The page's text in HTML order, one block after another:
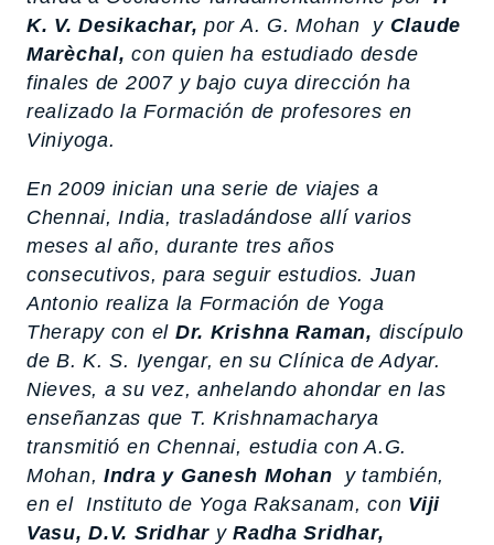
K. V. Desikachar, por A. G. Mohan y Claude
Marèchal, con quien ha estudiado desde
finales de 2007 y bajo cuya dirección ha
realizado la Formación de profesores en
Viniyoga.
En 2009 inician una serie de viajes a
Chennai, India, trasladándose allí varios
meses al año, durante tres años
consecutivos, para seguir estudios. Juan
Antonio realiza la Formación de Yoga
Therapy con el Dr. Krishna Raman, discípulo
de B. K. S. Iyengar, en su Clínica de Adyar.
Nieves, a su vez, anhelando ahondar en las
enseñanzas que T. Krishnamacharya
transmitió en Chennai, estudia con A.G.
Mohan,Indra y Ganesh Mohan y también,
en el Instituto de Yoga Raksanam, con Viji
Vasu, D.V. SridharyRadha Sridhar,